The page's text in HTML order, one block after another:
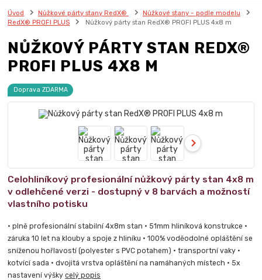
Úvod Nůžkové párty stany RedX®
Nůžkové stany - podle modelu
RedX® PROFI PLUS
Nůžkový párty stan RedX® PROFI PLUS 4x8 m
NŮŽKOVÝ PÁRTY STAN REDX®
PROFI PLUS 4X8 M
Doprava ZDARMA
Celohliníkový profesionální nůžkový párty stan 4x8 m
v odlehčené verzi - dostupný v 8 barvách a možností
vlastního potisku
• plně profesionální stabilní 4x8m stan • 51mm hliníková konstrukce •
záruka 10 let na klouby a spoje z hliníku • 100% voděodolné opláštění se
sníženou hořlavostí (polyester s PVC potahem) • transportní vaky •
kotvící sada • dvojitá vrstva opláštění na namáhaných místech • 5x
nastavení výškycelý popis